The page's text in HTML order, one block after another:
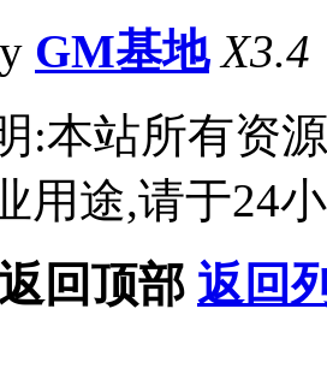
GM基地 X3.4
:本站所有资
用途,请于24
返回顶部 返回